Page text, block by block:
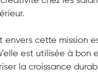
envers cette mission
est utilisée à bon
la croissance